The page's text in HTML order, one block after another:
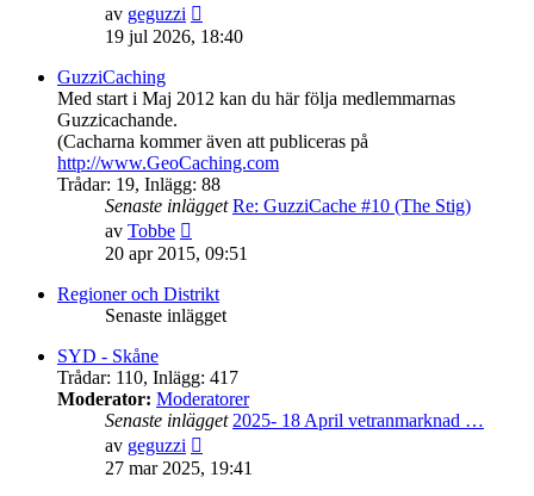
av geguzzi
till
inlägget
19 jul 2026, 18:40
GuzziCaching
Med start i Maj 2012 kan du här följa medlemmarnas
Guzzicachande.
(Cacharna kommer även att publiceras på
http://www.GeoCaching.com
Trådar: 19, Inlägg: 88
Senaste inlägget Re: GuzziCache #10 (The Stig)
av Tobbe
till
det
senaste
inlägget
20 apr 2015, 09:51
Regioner och Distrikt
Senaste inlägget
SYD - Skåne
Trådar: 110, Inlägg: 417
Moderator: Moderatorer
Senaste inlägget 2025- 18 April vetranmarknad …
av geguzzi
till
det
27 mar 2025, 19:41